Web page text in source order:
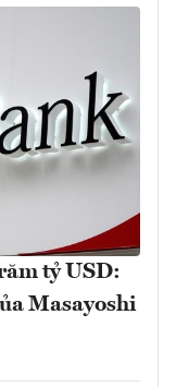
tỷ USD:
Masayoshi